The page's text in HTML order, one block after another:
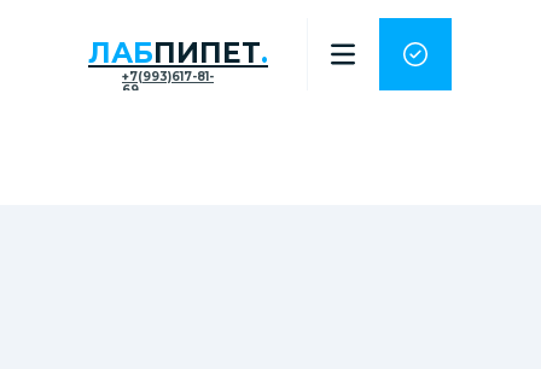
ЛАБПИПЕТ.
+7(993)617-81-
69